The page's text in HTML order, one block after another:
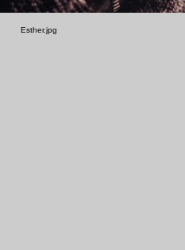
Esther.jpg